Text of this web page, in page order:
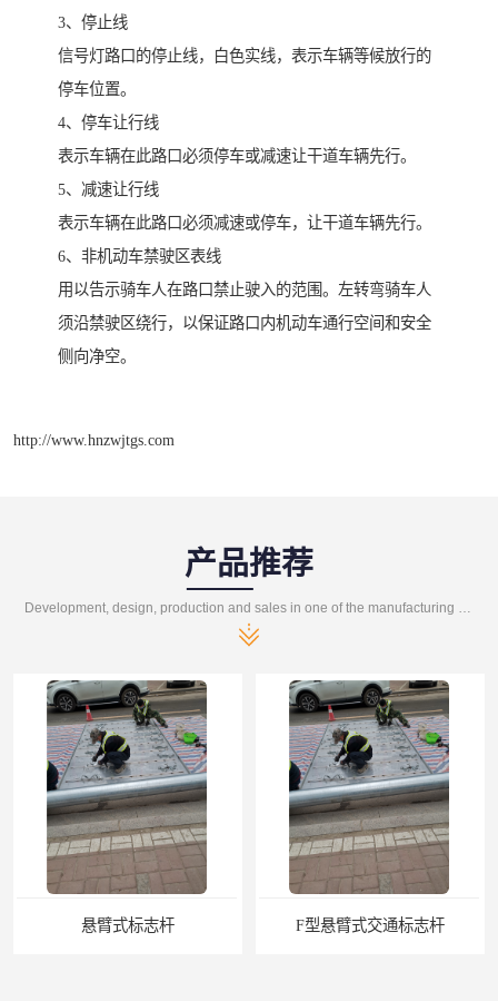
3、停止线
信号灯路口的停止线，白色实线，表示车辆等候放行的
停车位置。
4、停车让行线
表示车辆在此路口必须停车或减速让干道车辆先行。
5、减速让行线
表示车辆在此路口必须减速或停车，让干道车辆先行。
6、非机动车禁驶区表线
用以告示骑车人在路口禁止驶入的范围。左转弯骑车人
须沿禁驶区绕行，以保证路口内机动车通行空间和安全
侧向净空。
http://www.hnzwjtgs.com
产品推荐
悬臂式标志杆 F型悬臂式交通标志杆